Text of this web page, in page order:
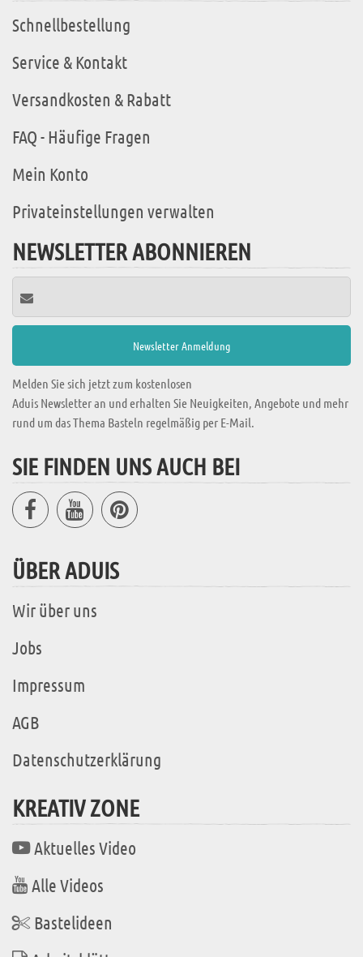
Schnellbestellung
Service & Kontakt
Versandkosten & Rabatt
FAQ - Häufige Fragen
Mein Konto
Privateinstellungen verwalten
NEWSLETTER ABONNIEREN
Melden Sie sich jetzt zum kostenlosen
Aduis Newsletter an und erhalten Sie Neuigkeiten, Angebote und mehr
rund um das Thema Basteln regelmäßig per E-Mail.
SIE FINDEN UNS AUCH BEI
ÜBER ADUIS
Wir über uns
Jobs
Impressum
AGB
Datenschutzerklärung
KREATIV ZONE
Aktuelles Video
Alle Videos
Bastelideen